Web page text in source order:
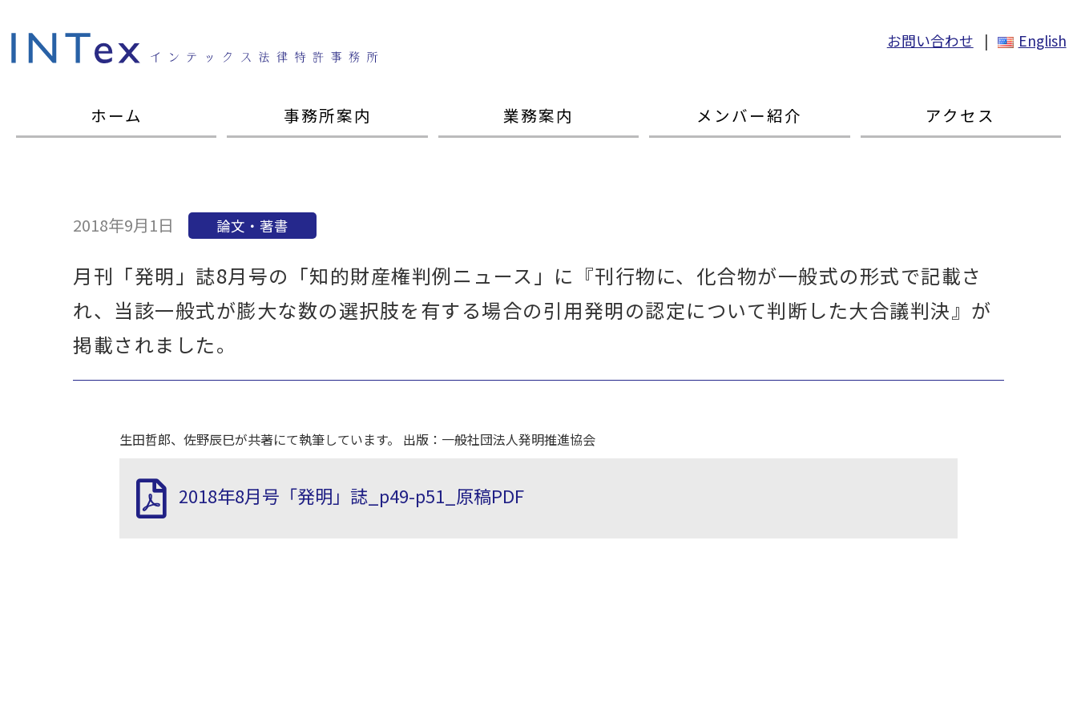
お問い合わせ | English
ホーム 事務所案内 業務案内 メンバー紹介 アクセス
2018年9月1日 論文・著書
月刊「発明」誌8月号の「知的財産権判例ニュース」に『刊行物に、化合物が一般式の形式で記載さ
れ、当該一般式が膨大な数の選択肢を有する場合の引用発明の認定について判断した大合議判決』が
掲載されました。
生田哲郎、佐野辰巳が共著にて執筆しています。 出版：一般社団法人発明推進協会
2018年8月号「発明」誌_p49-p51_原稿PDF